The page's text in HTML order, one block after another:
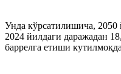
Унда кўрсатилишича, 2050
2024 йилдаги даражадан
баррелга етиши